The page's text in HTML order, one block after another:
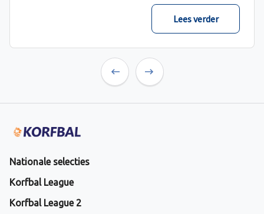
er met het goud vandoor
Lees verder
Nationale selecties
Korfbal League
Korfbal League 2